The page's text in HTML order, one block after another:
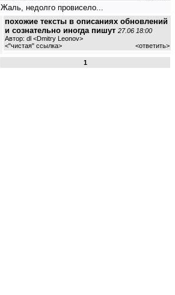
Жаль, недолго провисело...
похожие тексты в описаниях обновлений
и сознательно иногда пишут 27.06 18:00
Автор: dl <Dmitry Leonov>
<"чистая" ссылка> <ответить>
1